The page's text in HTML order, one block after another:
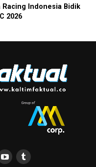
Racing Indonesia Bidik
2026